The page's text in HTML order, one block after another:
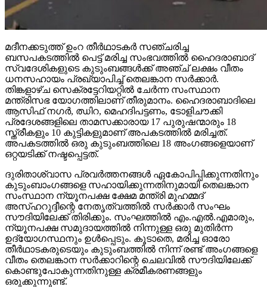
മദീനക്കടുത്ത് ഉംറ തീര്‍ഥാടകര്‍ സഞ്ചരിച്ച
ബസപകടത്തില്‍ പെട്ട് മരിച്ച സംഭവത്തില്‍ ഹൈദരാബാദ്
സ്വദേശികളുടെ കുടുംബങ്ങള്‍ക്ക് അഞ്ച് ലക്ഷം വീതം
ധനസഹായം പ്രഖ്യാപിച്ച് തെലങ്കാന സര്‍ക്കാര്‍.
തിങ്കളാഴ്ച സെക്രട്ടേറിയറ്റില്‍ ചേര്‍ന്ന സംസ്ഥാന
മന്ത്രിസഭ യോഗത്തിലാണ് തീരുമാനം. ഹൈദരാബാദിലെ
ആസിഫ് നഗര്‍, ഝിറ, മെഹദിപട്ടണം, ടോളിചൗക്കി
പ്രദേശങ്ങളിലെ താമസക്കാരായ 17 പുരുഷന്മാരും 18
സ്ത്രീകളും 10 കുട്ടികളുമാണ് അപകടത്തില്‍ മരിച്ചത്.
അപകടത്തില്‍ ഒരു കുടുംബത്തിലെ 18 അംഗങ്ങളെയാണ്
ഒറ്റയടിക്ക് നഷ്ടപ്പെട്ടത്.
ദുരിതാശ്വാസ പ്രവര്‍ത്തനങ്ങള്‍ ഏകോപിപ്പിക്കുന്നതിനും
കുടുംബാംഗങ്ങളെ സഹായിക്കുന്നതിനുമായി തെലങ്കാന
സംസ്ഥാന ന്യൂനപക്ഷ ക്ഷേമ മന്ത്രി മുഹമ്മദ്
അസ്ഹറുദ്ദീന്റെ നേതൃത്വത്തില്‍ സര്‍ക്കാര്‍ സംഘം
സൗദിയിലേക്ക് തിരിക്കും. സംഘത്തില്‍ എം.എല്‍.എമാരും,
ന്യൂനപക്ഷ സമുദായത്തില്‍ നിന്നുള്ള ഒരു മുതിര്‍ന്ന
ഉദ്യോഗസ്ഥനും ഉള്‍പ്പെടും. കൂടാതെ, മരിച്ച ഓരോ
തീര്‍ഥാടകരുടെയും കുടുംബത്തില്‍ നിന്ന് രണ്ട് അംഗങ്ങളെ
വീതം തെലങ്കാന സര്‍ക്കാറിന്റെ ചെലവില്‍ സൗദിയിലേക്ക്
കൊണ്ടുപോകുന്നതിനുള്ള ക്രമീകരണങ്ങളും
ഒരുക്കുന്നുണ്ട്.